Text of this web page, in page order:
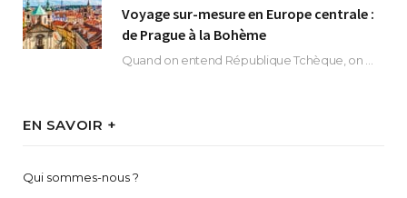
Voyage sur-mesure en Europe centrale :
de Prague à la Bohème
EN SAVOIR +
Qui sommes-nous ?